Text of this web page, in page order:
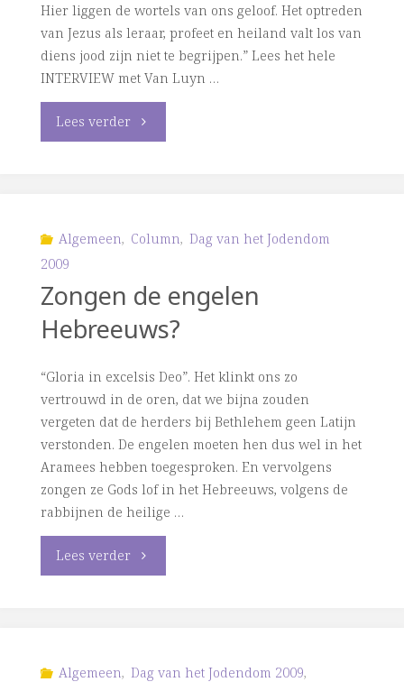
en
katholieken
Hier liggen de wortels van ons geloof. Het optreden
van Jezus als leraar, profeet en heiland valt los van
diens jood zijn niet te begrijpen.” Lees het hele
INTERVIEW met Van Luyn …
Lees verder "Dag
Jodendom
Ogen"
Algemeen, Column, Dag van het Jodendom
2009
Zongen de engelen
Hebreeuws?
“Gloria in excelsis Deo”. Het klinkt ons zo
vertrouwd in de oren, dat we bijna zouden
vergeten dat de herders bij Bethlehem geen Latijn
verstonden. De engelen moeten hen dus wel in het
Aramees hebben toegesproken. En vervolgens
zongen ze Gods lof in het Hebreeuws, volgens de
rabbijnen de heilige …
Lees verder "Zongen
Hebreeuws?"
Algemeen, Dag van het Jodendom 2009,